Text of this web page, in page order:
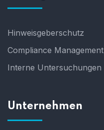
Hinweisgeberschutz
Compliance Management
Interne Untersuchungen
Unternehmen